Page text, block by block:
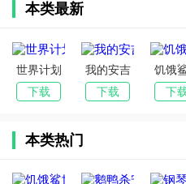
本类最新
世界计划
日服2025
最新版
下载
我的安吉
拉2破解版
无限金币
下载
饥饿
界国
无限
下
本类热门